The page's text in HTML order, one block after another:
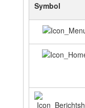
Symbol